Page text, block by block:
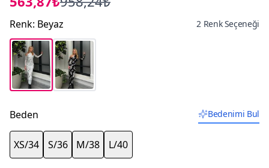
Renk: Beyaz 2 Renk Seçeneği
Beden Bedenimi Bul
XS/34 S/36 M/38 L/40